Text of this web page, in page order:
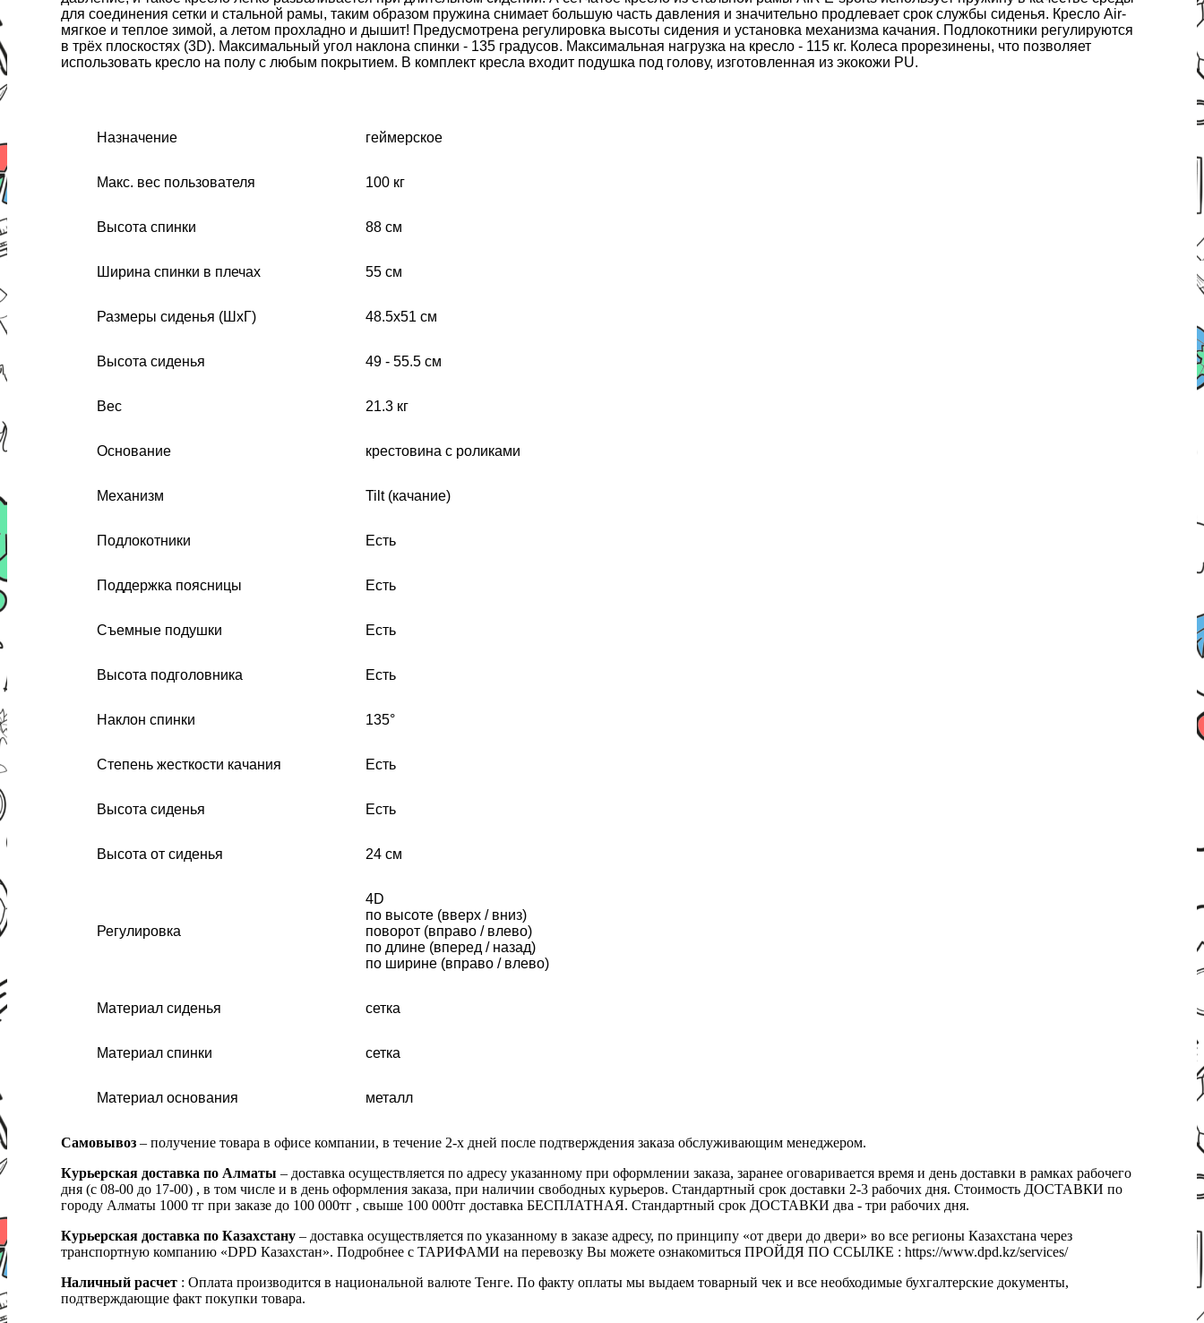
для соединения сетки и стальной рамы, таким образом пружина снимает большую часть давления и значительно продлевает срок службы сиденья. Кресло Air-
мягкое и теплое зимой, а летом прохладно и дышит! Предусмотрена регулировка высоты сидения и установка механизма качания. Подлокотники регулируются
в трёх плоскостях (3D). Максимальный угол наклона спинки - 135 градусов. Максимальная нагрузка на кресло - 115 кг. Колеса прорезинены, что позволяет
использовать кресло на полу с любым покрытием. В комплект кресла входит подушка под голову, изготовленная из экокожи PU.
Назначение геймерское
Макс. вес пользователя 100 кг
Высота спинки 88 см
Ширина спинки в плечах 55 см
Размеры сиденья (ШхГ) 48.5x51 см
Высота сиденья 49 - 55.5 см
Вес 21.3 кг
Основание крестовина с роликами
Механизм Tilt (качание)
Подлокотники Есть
Поддержка поясницы Есть
Съемные подушки Есть
Высота подголовника Есть
Наклон спинки 135°
Степень жесткости качания Есть
Высота сиденья Есть
Высота от сиденья 24 см
Регулировка
4D
по высоте (вверх / вниз)
поворот (вправо / влево)
по длине (вперед / назад)
по ширине (вправо / влево)
Материал сиденья сетка
Материал спинки сетка
Материал основания металл
Самовывоз – получение товара в офисе компании, в течение 2-х дней после подтверждения заказа обслуживающим менеджером.
Курьерская доставка по Алматы – доставка осуществляется по адресу указанному при оформлении заказа, заранее оговаривается время и день доставки в рамках рабочего
дня (с 08-00 до 17-00) , в том числе и в день оформления заказа, при наличии свободных курьеров. Стандартный срок доставки 2-3 рабочих дня. Стоимость ДОСТАВКИ по
городу Алматы 1000 тг при заказе до 100 000тг , свыше 100 000тг доставка БЕСПЛАТНАЯ. Стандартный срок ДОСТАВКИ два - три рабочих дня.
Курьерская доставка по Казахстану – доставка осуществляется по указанному в заказе адресу, по принципу «от двери до двери» во все регионы Казахстана через
транспортную компанию «DPD Казахстан». Подробнее с ТАРИФАМИ на перевозку Вы можете ознакомиться ПРОЙДЯ ПО ССЫЛКЕ : https://www.dpd.kz/services/
Наличный расчет : Оплата производится в национальной валюте Тенге. По факту оплаты мы выдаем товарный чек и все необходимые бухгалтерские документы,
подтверждающие факт покупки товара.